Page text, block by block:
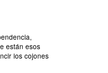
están esos
los cojones